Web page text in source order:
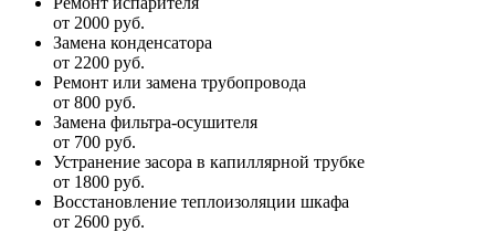
от 2000 руб.
Замена конденсатора
от 2200 руб.
Ремонт или замена трубопровода
от 800 руб.
Замена фильтра-осушителя
от 700 руб.
Устранение засора в капиллярной трубке
от 1800 руб.
Восстановление теплоизоляции шкафа
от 2600 руб.